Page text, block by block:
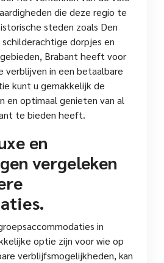
die deze regio te
steden zoals Den
dorpjes en
Brabant heeft voor
verblijven in een betaalbare
kunt u gemakkelijk de
en optimaal genieten van al
te bieden heeft.
en
vergeleken
in
optie zijn voor wie op
verblijfsmogelijkheden, kan